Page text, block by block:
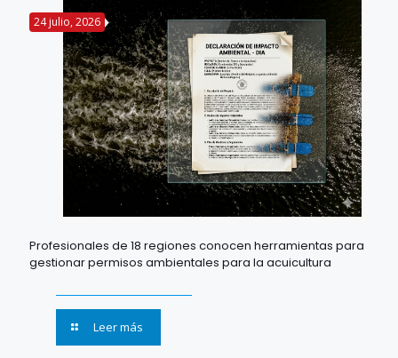
24 julio, 2026
Profesionales de 18 regiones conocen herramientas para
gestionar permisos ambientales para la acuicultura
Leer más